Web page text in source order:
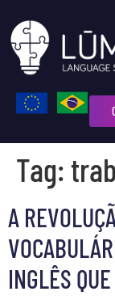
Tag:
A
INGLÊS